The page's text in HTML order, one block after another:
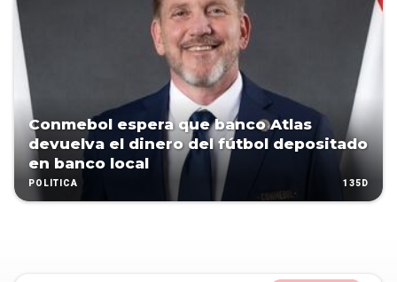
Conmebol espera que banco Atlas
devuelva el dinero del fútbol depositado
en banco local
POLÍTICA 135D